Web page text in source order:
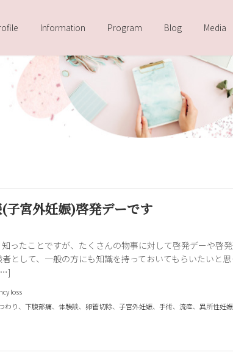
Information Program Blog Media
子宮外妊娠)啓発デーです
ったことですが、たくさんの物事に対して啓発デーや啓
として、一般の方にも知識を持っておいてもらいたいと
loss
わり、 下腹部痛、 体験談、 卵管切除、 子宮外妊娠、 手術、 流産、 異所性妊娠